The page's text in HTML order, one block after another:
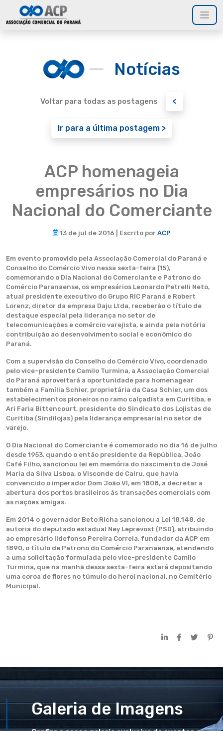
Notícias
Voltar para todas as postagens <
Ir para a última postagem >
ACP homenageia
empresários no Dia
Nacional do Comerciante
13 de jul de 2016 | Escrito por ACP
Em evento promovido pela Associação Comercial do Paraná e
Conselho do Comércio Vivo nessa sexta-feira (15),
comemorando o Dia Nacional do Comerciante e Patrono do
Comércio Paranaense, os empresários Leonardo Petrelli Neto,
atual presidente executivo do Grupo RIC Paraná e Robert
Lorenz, diretor da empresa Daju Ltda, receberão o título de
destaque especial pela liderança no setor de
telecomunicações e comércio varejista, e ainda pela notória
contribuição ao desenvolvimento social e econômico do
Paraná.
Com a supervisão do Conselho do Comércio Vivo, coordenado
pelo vice-presidente Camilo Turmina, a Associação Comercial
do Paraná aproveitará a oportunidade para homenagear
também a Família Schier, proprietária da Casa Schier, um dos
estabelecimentos pioneiros no ramo calçadista em Curitiba, e
Ari Faria Bittencourt, presidente do Sindicato dos Lojistas de
Curitiba (Sindilojas) pela liderança empresarial no setor de
varejo.
O Dia Nacional do Comerciante é comemorado no dia 16 de julho
desde 1953, quando o então presidente da República, João
Café Filho, sancionou lei em memória do nascimento de José
Maria da Silva Lisboa, o Visconde de Cairu, que havia
convencido o imperador Dom João VI, em 1808, a decretar a
abertura dos portos brasileiros às transações comerciais com
as nações amigas.
Em 2014 o governador Beto Richa sancionou a Lei 18.148, de
autoria do deputado estadual Ney Leprevost (PSD), atribuindo
ao empresário Ildefonso Pereira Correia, fundador da ACP em
1890, o título de Patrono do Comércio Paranaense, atendendo
a uma solicitação formulada pelo vice-presidente Camilo
Turmina, que na manhã dessa sexta-feira estará depositando
uma coroa de flores no túmulo do heroi nacional, no Cemitério
Municipal.
Galeria de Imagens